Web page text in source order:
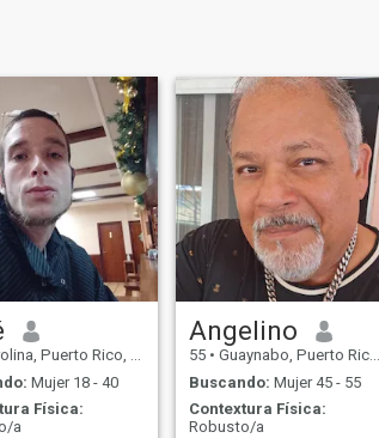
Puerto Rico, Puerto Rico
Mujer 18 - 40
Física:
a
Angelino
55 • Guaynabo, Puerto Rico, Puerto Rico
Buscando: Mujer 45 - 55
Contextura Física:
Robusto/a